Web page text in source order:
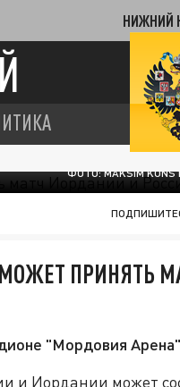
НИЖНИЙ
ФОТО: MAKSIM
ПРИНЯТЬ
"Мордовия
и Иордании может